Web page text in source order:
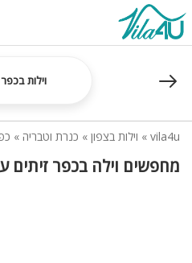
וילות בכפר
vila4u
» וילות בצפון » כנרת וטבריה »
מחפשים וילה בכפר זיתים